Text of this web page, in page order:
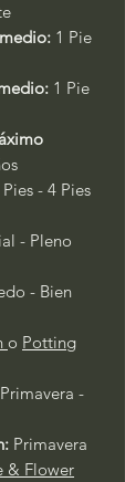
1 Pie
1 Pie
- 4 Pies
- Pleno
- Bien
o Potting
Primavera -
Primavera
& Flower